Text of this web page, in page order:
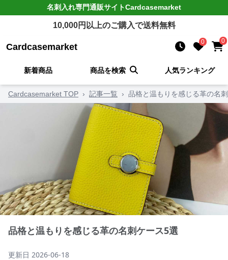
名刺入れ専門通販サイトCardcasemarket
10,000円以上のご購入で送料無料
Cardcasemarket 0 0
新着商品 商品を検索 人気ランキング
Cardcasemarket TOP › 記事一覧 › 品格と温もりを感じる革の名
品格と温もりを感じる革の名刺ケース5選
更新日 2026-06-18